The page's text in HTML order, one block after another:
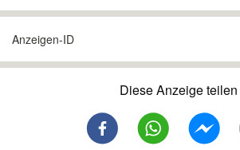
Anzeigen-ID
Diese Anzeige teilen